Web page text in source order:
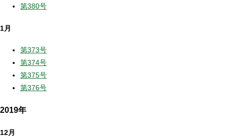
第380号
1月
第373号
第374号
第375号
第376号
2019年
12月